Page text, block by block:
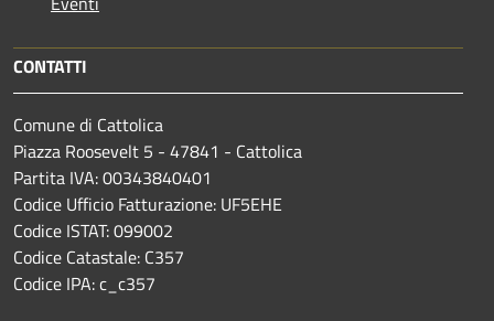
CONTATTI
Comune di Cattolica
Piazza Roosevelt 5 - 47841 - Cattolica
Partita IVA: 00343840401
Codice Ufficio Fatturazione: UF5EHE
Codice ISTAT: 099002
Codice Catastale: C357
Codice IPA: c_c357